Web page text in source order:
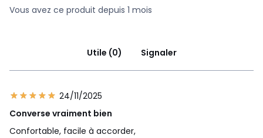
Vous avez ce produit depuis 1 mois
Utile (0) Signaler
24/11/2025
Converse vraiment bien
Confortable, facile à accorder,